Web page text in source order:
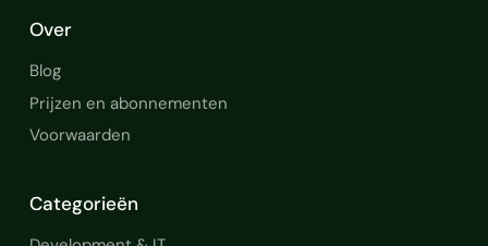
Over
Blog
Prijzen en abonnementen
Voorwaarden
Categorieën